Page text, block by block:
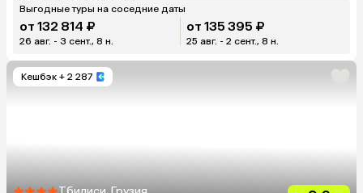
Выгодные туры на соседние даты
от 132 814 ₽
26 авг. - 3 сент., 8 н.
от 135 395 ₽
25 авг. - 2 сент., 8 н.
Кешбэк + 2 287